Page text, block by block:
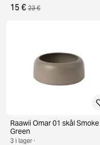
15 € 23 €
Raawii Omar 01 skål Smoke
Green
3 i lager ·